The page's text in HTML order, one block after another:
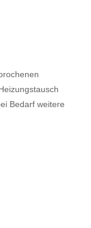
Bedarf weitere